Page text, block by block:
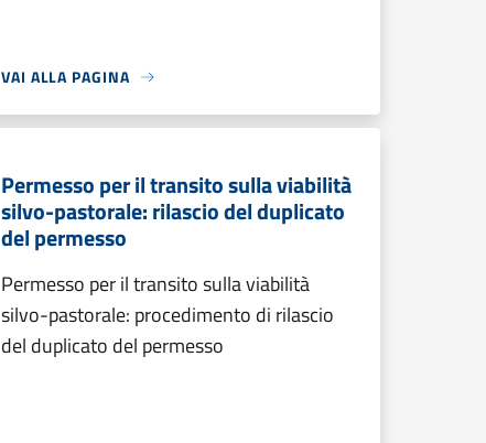
VAI ALLA PAGINA
Permesso per il transito sulla viabilità
silvo-pastorale: rilascio del duplicato
del permesso
Permesso per il transito sulla viabilità
silvo-pastorale: procedimento di rilascio
del duplicato del permesso